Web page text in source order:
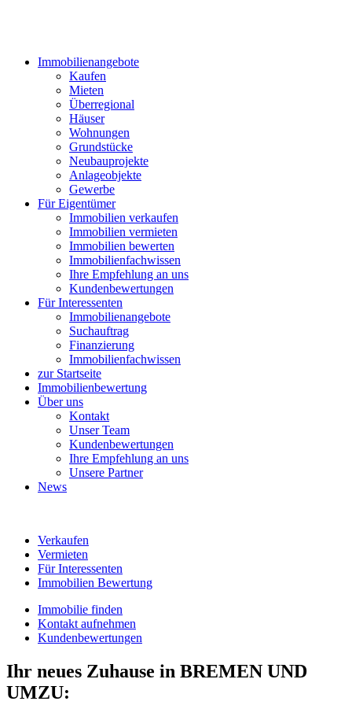
Immobilienangebote
Kaufen
Mieten
Überregional
Häuser
Wohnungen
Grundstücke
Neubauprojekte
Anlageobjekte
Gewerbe
Für Eigentümer
Immobilien verkaufen
Immobilien vermieten
Immobilien bewerten
Immobilienfachwissen
Ihre Empfehlung an uns
Kundenbewertungen
Für Interessenten
Immobilienangebote
Suchauftrag
Finanzierung
Immobilienfachwissen
zur Startseite
Immobilienbewertung
Über uns
Kontakt
Unser Team
Kundenbewertungen
Ihre Empfehlung an uns
Unsere Partner
News
Verkaufen
Vermieten
Für Interessenten
Immobilien Bewertung
Immobilie finden
Kontakt aufnehmen
Kundenbewertungen
Ihr neues Zuhause in BREMEN UND
UMZU: